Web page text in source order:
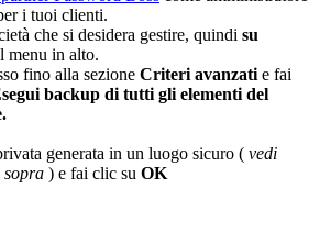
i tuoi clienti.
à che si desidera gestire, quindi su
menu in alto.
fino alla sezione Criteri avanzati e fai
backup di tutti gli elementi del
.
generata in un luogo sicuro ( vedi
sopra ) e fai clic su OK